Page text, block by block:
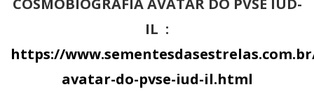
COSMOBIOGRAFIA AVATAR DO PVSE IUD-
IL :
https://
avatar-do-pvse-iud-il.html